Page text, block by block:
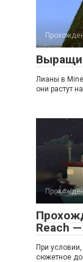
Лианы в
они растут
Reach
При
сюжетное